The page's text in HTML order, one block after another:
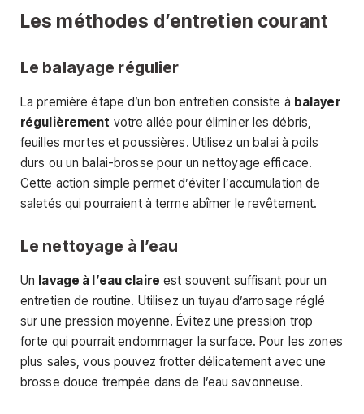
Les méthodes d’entretien courant
Le balayage régulier
La première étape d’un bon entretien consiste à balayer
régulièrement votre allée pour éliminer les débris,
feuilles mortes et poussières. Utilisez un balai à poils
durs ou un balai-brosse pour un nettoyage efficace.
Cette action simple permet d’éviter l’accumulation de
saletés qui pourraient à terme abîmer le revêtement.
Le nettoyage à l’eau
Un lavage à l’eau claire est souvent suffisant pour un
entretien de routine. Utilisez un tuyau d’arrosage réglé
sur une pression moyenne. Évitez une pression trop
forte qui pourrait endommager la surface. Pour les zones
plus sales, vous pouvez frotter délicatement avec une
brosse douce trempée dans de l’eau savonneuse.